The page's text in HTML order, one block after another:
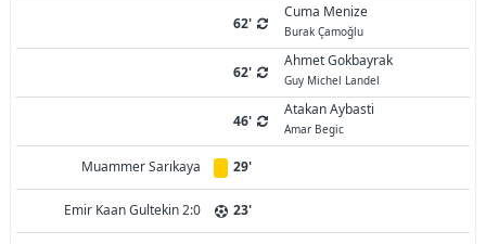
62'
Cuma Menize
Burak Çamoğlu
62'
Ahmet Gokbayrak
Guy Michel Landel
46'
Atakan Aybasti
Amar Begic
Muammer Sarıkaya 29'
Emir Kaan Gultekin 2:0 23'